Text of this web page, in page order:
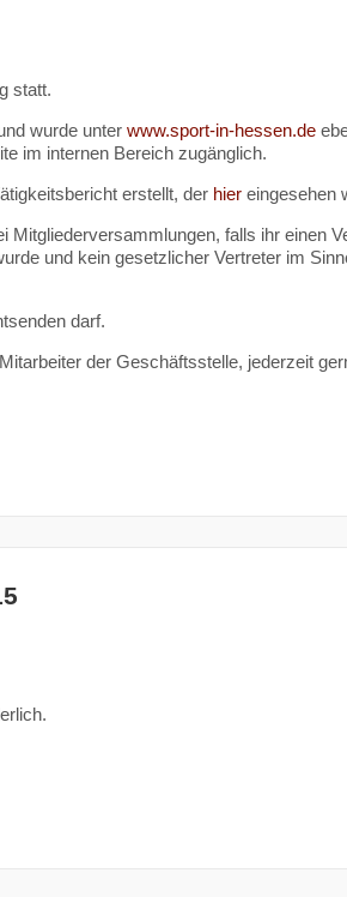
statt.
wurde unter www.sport-in-hessen.de
im internen Bereich zugänglich.
erstellt, der hiereingesehen
falls ihr einen
und kein gesetzlicher Vertreter im
darf.
der Geschäftsstelle, jederzeit